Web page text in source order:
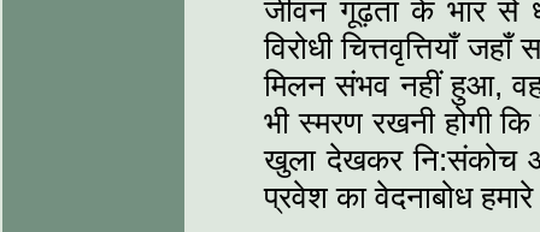
जीवन गूढ़ता के भार से
विरोधी चित्तवृत्तियाँ
मिलन संभव नहीं हुआ,
भी स्मरण रखनी होगी कि
खुला देखकर नि:संकोच
प्रवेश का वेदनाबोध